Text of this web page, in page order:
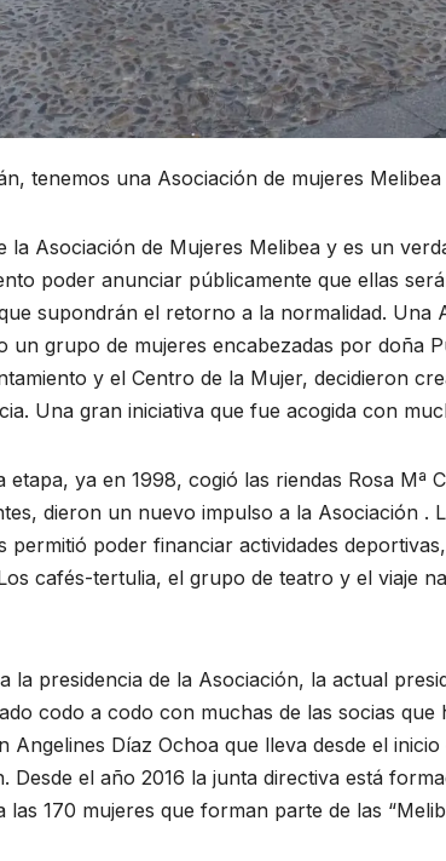
tenemos una Asociación de mujeres
la Asociación de Mujeres Melibea y es un
poder anunciar públicamente que ellas
supondrán el retorno a la normalidad. Una
un grupo de mujeres encabezadas por doña
y el Centro de la Mujer, decidieron
Una gran iniciativa que fue acogida con
etapa, ya en 1998, cogió las riendas Rosa Mª
dieron un nuevo impulso a la Asociación .
permitió poder financiar actividades
cafés-tertulia, el grupo de teatro y el viaje
la presidencia de la Asociación, la actual
codo a codo con muchas de las socias
Angelines Díaz Ochoa que lleva desde el
Desde el año 2016 la junta directiva está
170 mujeres que forman parte de las